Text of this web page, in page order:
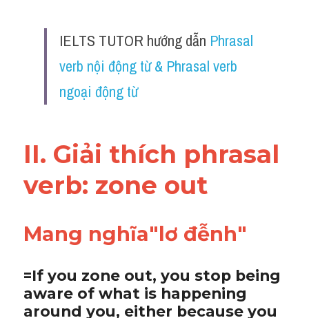
Speaking
Writing
IELTS TUTOR hướng dẫn Phrasal
verb nội động từ & Phrasal verb
ngoại động từ
II. Giải thích phrasal
verb: zone out
Mang nghĩa"lơ đễnh"
=If you zone out, you stop being
aware of what is happening
around you, either because you